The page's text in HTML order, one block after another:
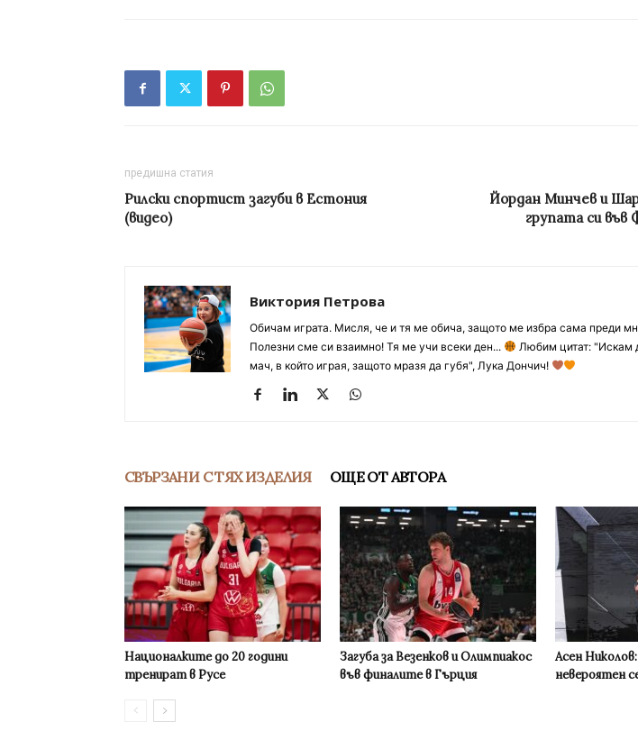
предишна статия
Рилски спортист загуби в Естония
(видео)
Йордан Минчев и
групата си във
Виктория Петрова
Обичам играта. Мисля, че и тя ме обича, защото ме избра сама преди
Полезни сме си взаимно! Тя ме учи всеки ден...
Любим цитат: "Искам
мач, в който играя, защото мразя да губя", Лука Дончич!
СВЪРЗАНИ С ТЯХ ИЗДЕЛИЯ ОЩЕ ОТ АВТОРА
Националките до 20 години
тренират в Русе
Загуба за Везенков и Олимпиакос
във финалите в Гърция
Асен
невероятен